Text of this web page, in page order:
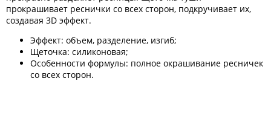
прокрашивает реснички со всех сторон, подкручивает их,
создавая 3D эффект.
Эффект: объем, разделение, изгиб;
Щеточка: силиконовая;
Особенности формулы: полное окрашивание ресничек
со всех сторон.